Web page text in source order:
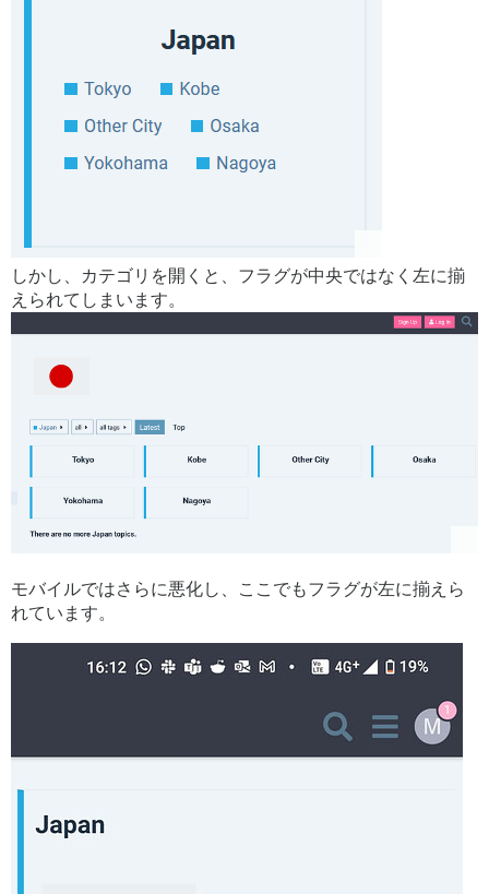
しかし、カテゴリを開くと、フラグが中央ではなく左に揃
えられてしまいます。
モバイルではさらに悪化し、ここでもフラグが左に揃えら
れています。